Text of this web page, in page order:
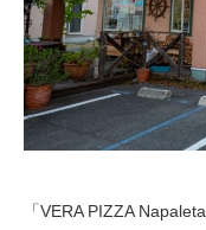
「VERA PIZZA